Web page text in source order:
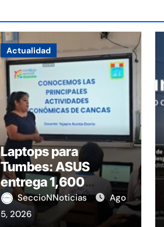
Actualidad
Laptops para
Tumbes: ASUS
entrega 1,600
equipos educativos
SeccioNNoticias
Ago
5, 2026